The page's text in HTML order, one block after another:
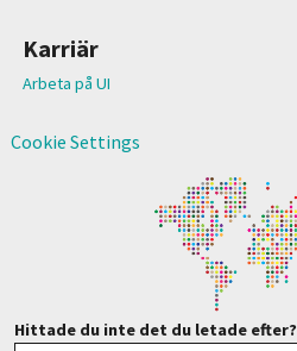
Karriär
Arbeta på UI
Cookie Settings
Hittade du inte det du letade efter?